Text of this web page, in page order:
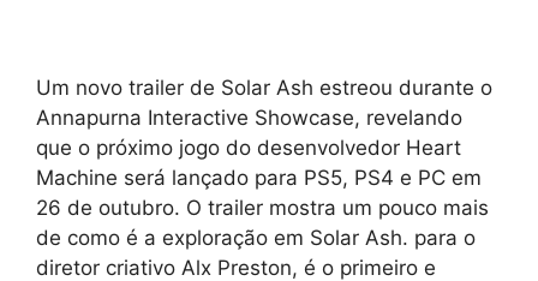
Um novo trailer de Solar Ash estreou durante o
Annapurna Interactive Showcase, revelando
que o próximo jogo do desenvolvedor Heart
Machine será lançado para PS5, PS4 e PC em
26 de outubro. O trailer mostra um pouco mais
de como é a exploração em Solar Ash. para o
diretor criativo Alx Preston, é o primeiro e